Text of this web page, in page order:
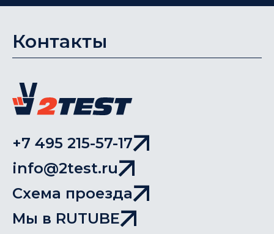
Контакты
+7 495 215-57-17
info@2test.ru
Схема проезда
Мы в RUTUBE